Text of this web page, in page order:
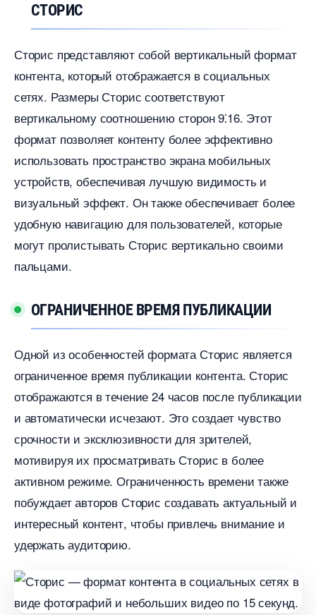
СТОРИС
Сторис представляют собой вертикальный формат
контента, который отображается в социальных
сетях.​ Размеры Сторис соответствуют
ертикальному соотношению сторон 9⁚16. Этот
формат позволяет контенту более эффективно
использовать пространство экрана мобильных
устройств, обеспечивая лучшую видимость и
изуальный эффект.​ Он также обеспечивает более
удобную навигацию для пользователей, которые
могут пролистывать Сторис вертикально своими
пальцами.
ОГРАНИЧЕННОЕ ВРЕМЯ ПУБЛИКАЦИИ
Одной из особенностей формата Сторис является
ограниченное время публикации контента.​ Сторис
отображаются в течение 24 часов после публикации
и автоматически исчезают.​ Это создает чувство
срочности и эксклюзивности для зрителей,
мотивируя их просматривать Сторис в более
активном режиме.​ Ограниченность времени также
побуждает авторов Сторис создавать актуальный и
интересный контент, чтобы привлечь внимание и
удержать аудиторию.